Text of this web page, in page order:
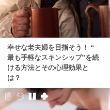
幸せな老夫婦を目指そう！ “
最も手軽なスキンシップ”を続
ける方法とその心理効果と
は？